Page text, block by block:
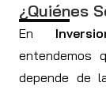
¿Quiénes
En
entendemos
depende de